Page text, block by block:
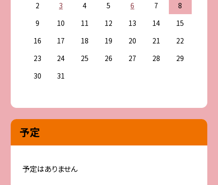
2
3 4 5 6 7
8
9
10 11 12 13 14
15
16
17 18 19 20 21
22
23
24 25 26 27 28
29
30
31
予定
予定はありません